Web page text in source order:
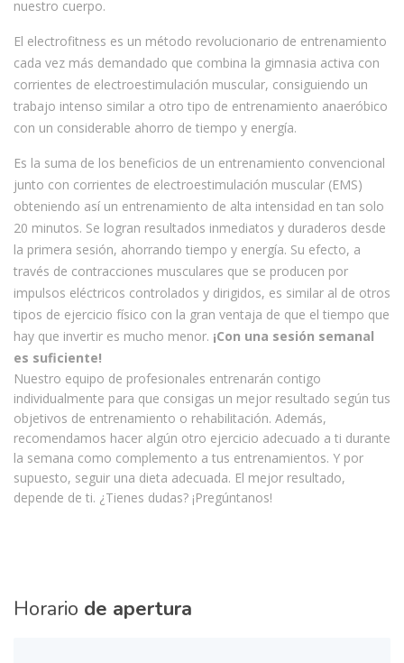
nuestro cuerpo.
El electrofitness es un método revolucionario de entrenamiento
cada vez más demandado que combina la gimnasia activa con
corrientes de electroestimulación muscular, consiguiendo un
trabajo intenso similar a otro tipo de entrenamiento anaeróbico
con un considerable ahorro de tiempo y energía.
Es la suma de los beneficios de un entrenamiento convencional
junto con corrientes de electroestimulación muscular (EMS)
obteniendo así un entrenamiento de alta intensidad en tan solo
20 minutos. Se logran resultados inmediatos y duraderos desde
la primera sesión, ahorrando tiempo y energía. Su efecto, a
través de contracciones musculares que se producen por
impulsos eléctricos controlados y dirigidos, es similar al de otros
tipos de ejercicio físico con la gran ventaja de que el tiempo que
hay que invertir es mucho menor. ¡Con una sesión semanal
es suficiente!
Nuestro equipo de profesionales entrenarán contigo
individualmente para que consigas un mejor resultado según tus
objetivos de entrenamiento o rehabilitación. Además,
recomendamos hacer algún otro ejercicio adecuado a ti durante
la semana como complemento a tus entrenamientos. Y por
supuesto, seguir una dieta adecuada. El mejor resultado,
depende de ti. ¿Tienes dudas? ¡Pregúntanos!
Horario de apertura